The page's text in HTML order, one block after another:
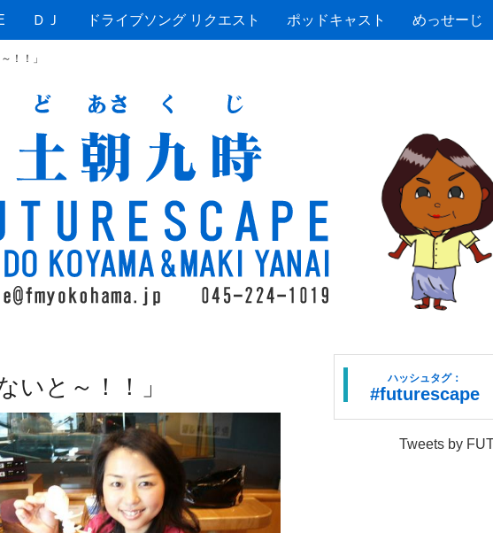
ＤＪ ドライブソング リクエスト ポッドキャスト めっせーじ
！！」
いと～！！」 ハッシュタグ：
#futurescape
Tweets by